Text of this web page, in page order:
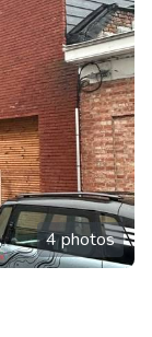
4 photos